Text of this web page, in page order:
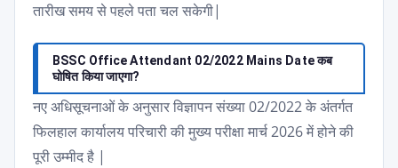
तारीख समय से पहले पता चल सकेगी|
BSSC Office Attendant 02/2022 Mains Date कब
घोषित किया जाएगा?
नए अधिसूचनाओं के अनुसार विज्ञापन संख्या 02/2022 के अंतर्गत
फिलहाल कार्यालय परिचारी की मुख्य परीक्षा मार्च 2026 में होने की
पूरी उम्मीद है |